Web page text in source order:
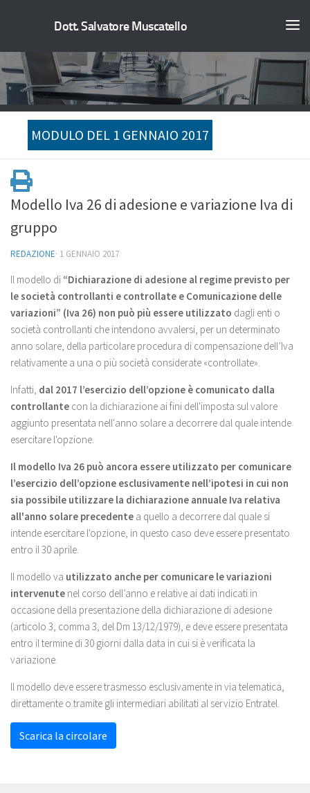
Dott. Salvatore Muscatello
MODULO DEL 1 GENNAIO 2017
Modello Iva 26 di adesione e variazione Iva di
gruppo
REDAZIONE· 1 GENNAIO 2017
Il modello di “Dichiarazione di adesione al regime previsto per
le società controllanti e controllate e Comunicazione delle
variazioni” (Iva 26) non può più essere utilizzato dagli enti o
società controllanti che intendono avvalersi, per un determinato
anno solare, della particolare procedura di compensazione dell’Iva
relativamente a una o più società considerate «controllate».
Infatti, dal 2017 l’esercizio dell’opzione è comunicato dalla
controllante con la dichiarazione ai fini dell'imposta sul valore
aggiunto presentata nell'anno solare a decorrere dal quale intende
esercitare l'opzione.
Il modello Iva 26 può ancora essere utilizzato per comunicare
l’esercizio dell’opzione esclusivamente nell’ipotesi in cui non
sia possibile utilizzare la dichiarazione annuale Iva relativa
all'anno solare precedente a quello a decorrere dal quale si
intende esercitare l'opzione, in questo caso deve essere presentato
entro il 30 aprile.
Il modello va utilizzato anche per comunicare le variazioni
intervenute nel corso dell’anno e relative ai dati indicati in
occasione della presentazione della dichiarazione di adesione
(articolo 3, comma 3, del Dm 13/12/1979), e deve essere presentata
entro il termine di 30 giorni dalla data in cui si è verificata la
variazione.
ll modello deve essere trasmesso esclusivamente in via telematica,
direttamente o tramite gli intermediari abilitati al servizio Entratel.
Scarica la circolare